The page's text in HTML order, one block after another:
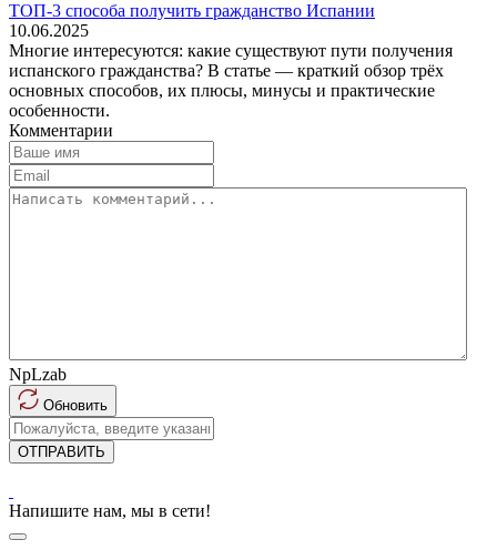
ТОП-3 способа получить гражданство Испании
10.06.2025
Многие интересуются: какие существуют пути получения
испанского гражданства? В статье — краткий обзор трёх
основных способов, их плюсы, минусы и практические
особенности.
Комментарии
NpLzab
Обновить
ОТПРАВИТЬ
Напишите нам, мы в сети!